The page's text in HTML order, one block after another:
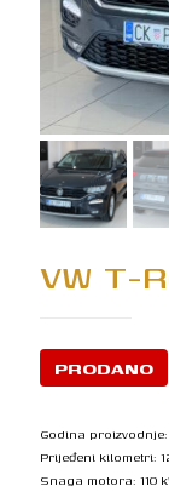
VW T-
PRODANO
Godina proizvodnje:
Prijeđeni kilometri:
Snaga motora: 110